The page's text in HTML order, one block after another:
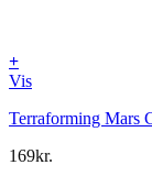
+
Vis
Terraforming Mars
169kr.